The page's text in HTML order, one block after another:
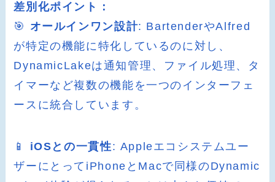
差別化ポイント：
🎯 オールインワン設計: BartenderやAlfred
が特定の機能に特化しているのに対し、
DynamicLakeは通知管理、ファイル処理、タ
イマーなど複数の機能を一つのインターフェ
ースに統合しています。
📱 iOSとの一貫性: Appleエコシステムユー
ザーにとってiPhoneとMacで同様のDynamic